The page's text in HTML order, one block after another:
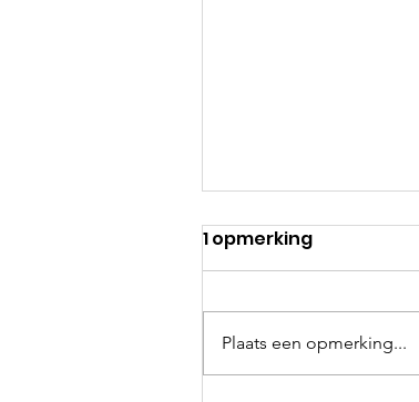
1 opmerking
Plaats een opmerking...